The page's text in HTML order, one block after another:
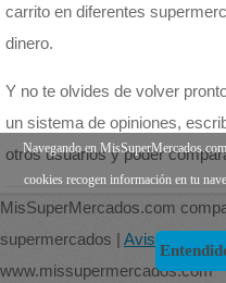
carrito en diferentes
dinero.
Y no te olvides de volver
un sistema de opiniones,
otros usuarios y poder
MisSuperMercados.com
supermercados | Aviso legal
www.missupermercados.com
Navegando en
cookies recogen información en tu